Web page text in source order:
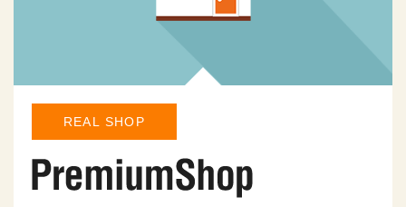
REAL SHOP